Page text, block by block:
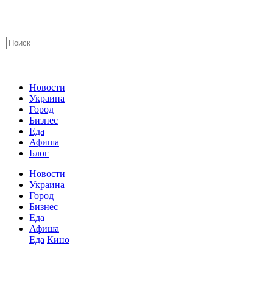
Новости
Украина
Город
Бизнес
Еда
Афиша
Блог
Новости
Украина
Город
Бизнес
Еда
Афиша
Еда Кино